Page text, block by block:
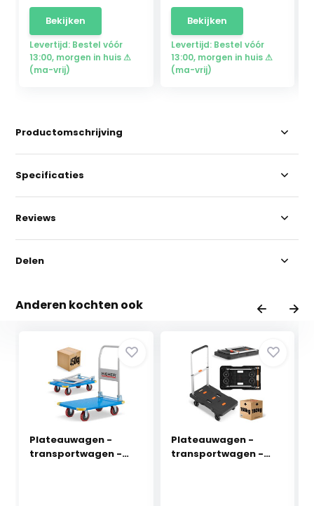
Bekijken
Levertijd: Bestel vóór
13:00, morgen in huis ⚠
(ma-vrij)
Bekijken
Levertijd: Bestel vóór
13:00, morgen in huis ⚠
(ma-vrij)
Productomschrijving
Specificaties
Reviews
Delen
Anderen kochten ook
Plateauwagen -
transportwagen -
Plateauwagen -
transportwagen -